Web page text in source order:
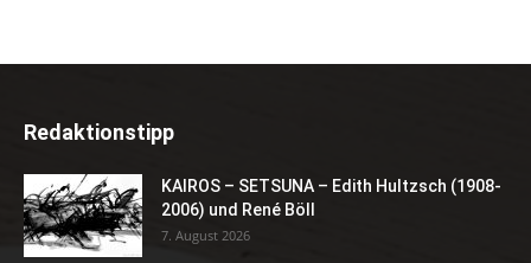
Redaktionstipp
KAIROS – SETSUNA – Edith Hultzsch (1908-
2006) und René Böll
7. August 2026